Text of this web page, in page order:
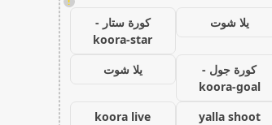
يلا شوت
كورة ستار -
koora-star
كورة جول -
koora-goal
يلا شوت
yalla shoot
koora live